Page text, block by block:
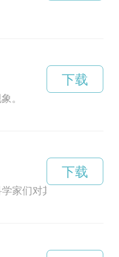
。
下载
家们对其的探索。
下载